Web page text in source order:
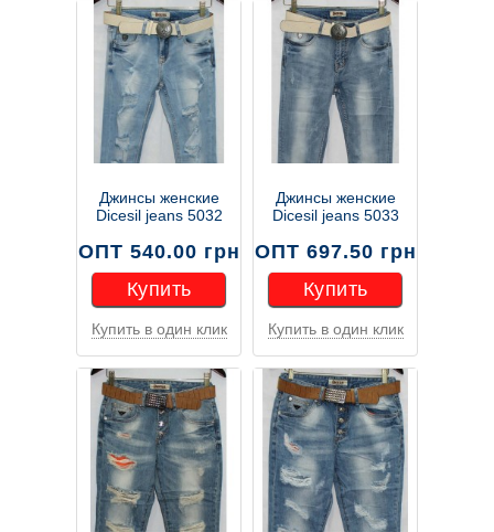
Джинсы женские
Dicesil jeans 5032
ОПТ 540.00 грн
Купить
Купить
Купить в один клик
Джинсы женские
Dicesil jeans 5033
ОПТ 697.50 грн
Купить
Купить
Купить в один клик